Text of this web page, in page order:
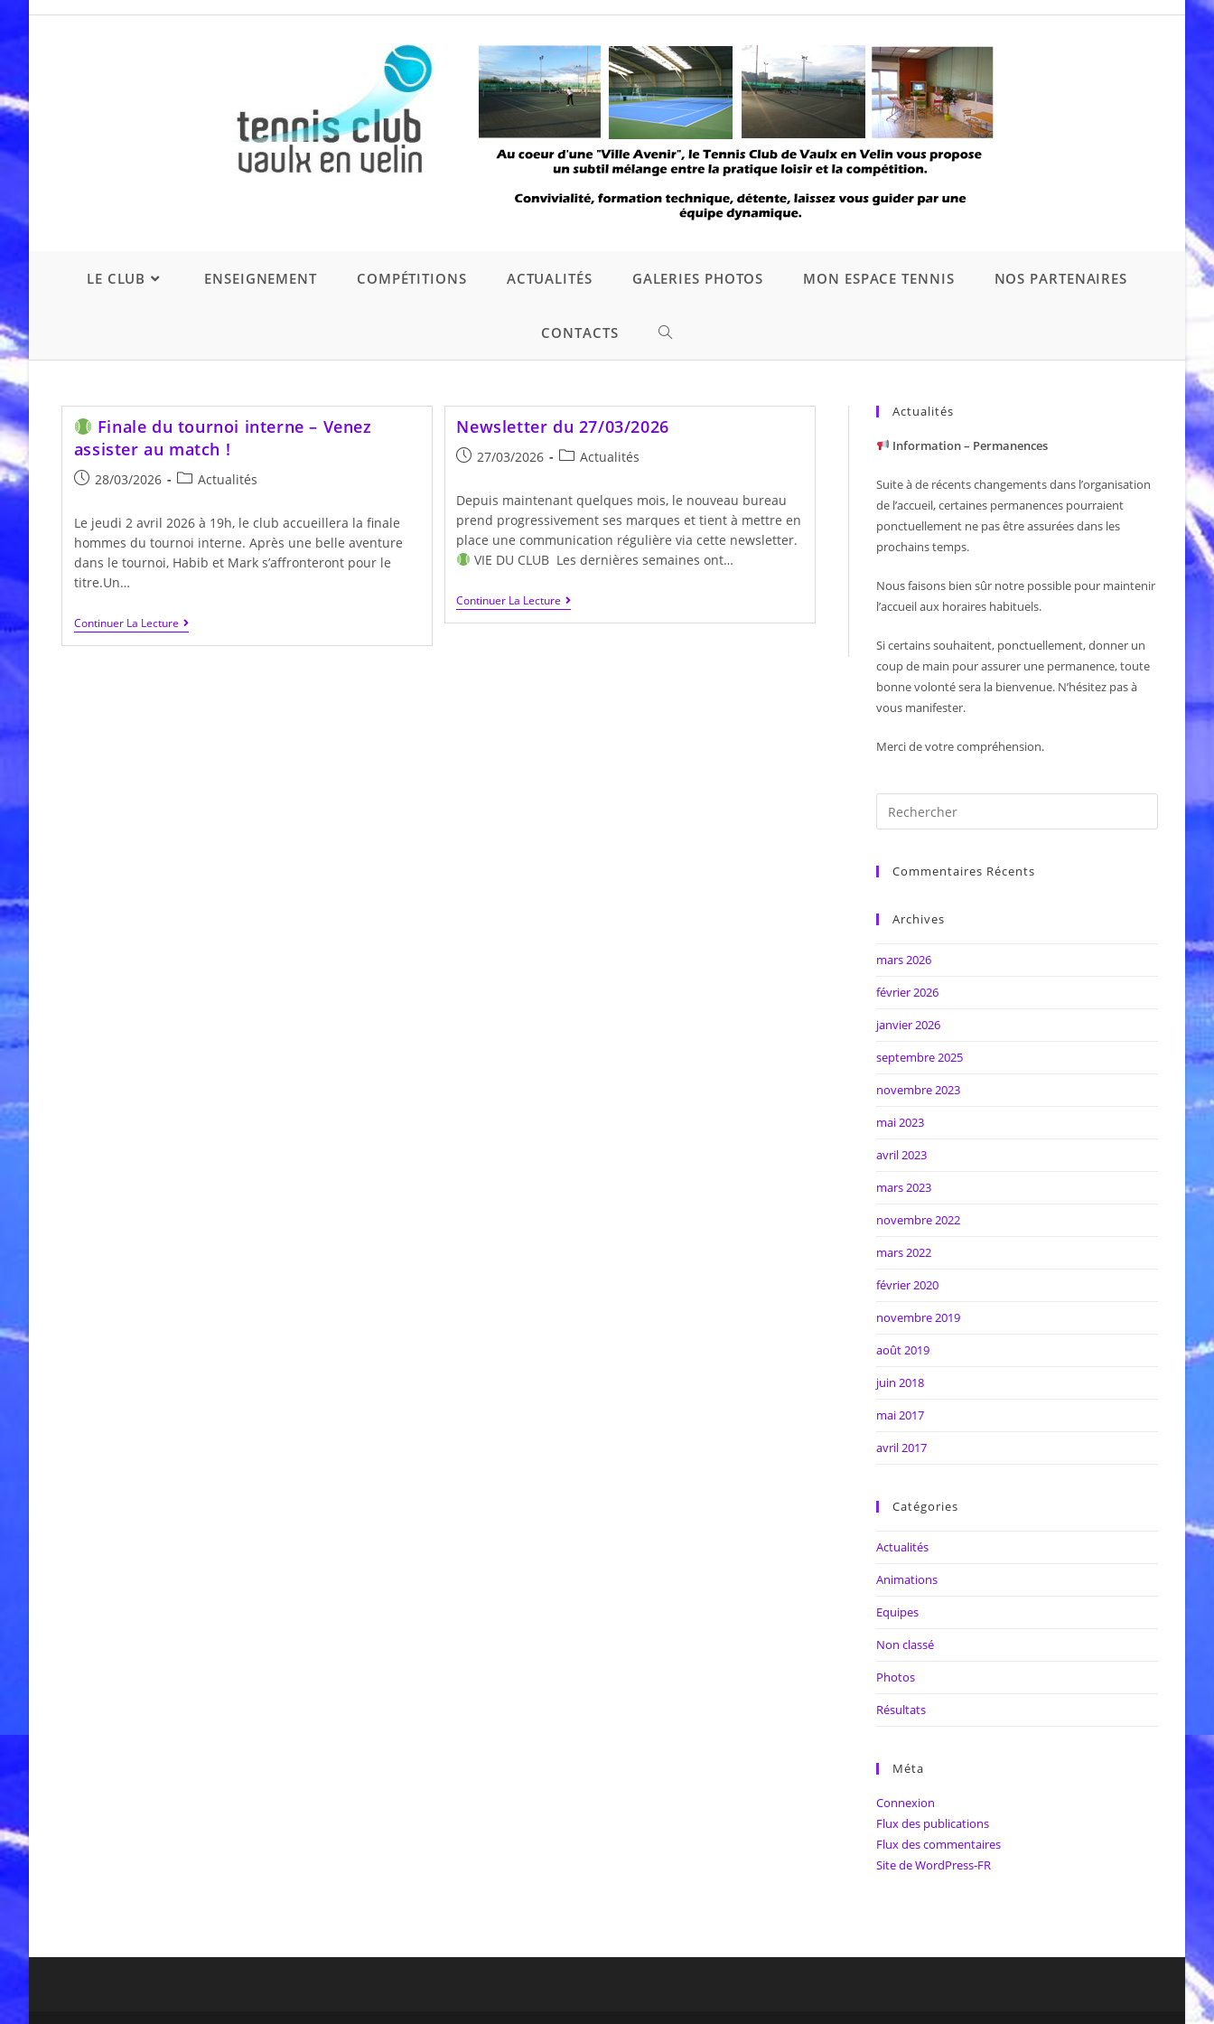
LE CLUB ENSEIGNEMENT COMPÉTITIONS ACTUALITÉS GALERIES PHOTOS MON ESPACE TENNIS NOS PARTENAIRES
CONTACTS TOGGLE
Finale du tournoi interne – Venez
assister au match !
Publication
28/03/2026
PostActualités
Le jeudi 2 avril 2026 à 19h, le club accueillera la finale
hommes du tournoi interne. Après une belle aventure
dans le tournoi, Habib et Mark s’affronteront pour le
titre.Un…
Continuer La Lecture
Finale
Du
Newsletter du 27/03/2026
Publication
27/03/2026
PostActualités
Depuis maintenant quelques mois, le nouveau bureau
prend progressivement ses marques et tient à mettre en
place une communication régulière via cette newsletter.
VIE DU CLUB Les dernières semaines ont…
Continuer La Lecture Newsletter
Du
27/03/2026
Actualités
Information – Permanences
Suite à de récents changements dans l’organisation
de l’accueil, certaines permanences pourraient
ponctuellement ne pas être assurées dans les
prochains temps.
Nous faisons bien sûr notre possible pour maintenir
l’accueil aux horaires habituels.
Si certains souhaitent, ponctuellement, donner un
coup de main pour assurer une permanence, toute
bonne volonté sera la bienvenue. N’hésitez pas à
vous manifester.
Merci de votre compréhension.
Commentaires Récents
Archives
mars 2026
février 2026
janvier 2026
septembre 2025
novembre 2023
mai 2023
avril 2023
mars 2023
novembre 2022
mars 2022
février 2020
novembre 2019
août 2019
juin 2018
mai 2017
avril 2017
Catégories
Actualités
Animations
Equipes
Non classé
Photos
Résultats
Méta
Connexion
Flux des publications
Flux des commentaires
Site de WordPress-FR